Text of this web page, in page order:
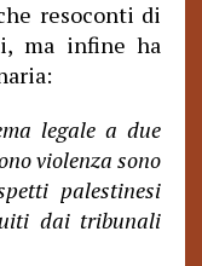
resoconti di
ma infine ha
legale a due
violenza sono
palestinesi
dai tribunali